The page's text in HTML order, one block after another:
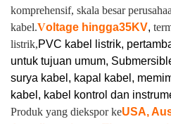
komprehensif, skala besar
kabel.Voltage hingga35KV,
listrik,PVC kabel listrik,
untuk tujuan umum,
surya kabel, kapal kabel,
kabel, kabel kontrol dan
Produk yang diekspor keUSA,